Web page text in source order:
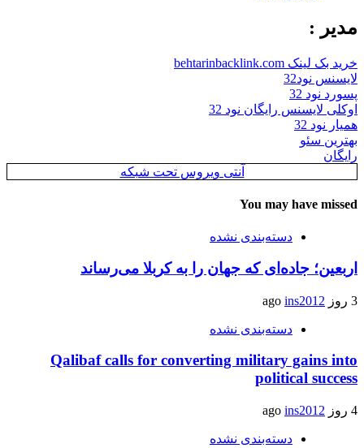
مدیر :
خرید بک لینک behtarinbacklink.com
لایسنس نود32
پسورد نود 32
اوکلی لایسنس رایگان نود 32
همیار نود 32
بهترین سئو
رایگان
آنتی ویروس تحت شبکه
You may have missed
دسته‌بندی نشده
اربعین؛ جاده‌ای که جهان را به کربلا می‌رساند
3 روز ago ins2012
دسته‌بندی نشده
Qalibaf calls for converting military gains into
political success
4 روز ago ins2012
دسته‌بندی نشده